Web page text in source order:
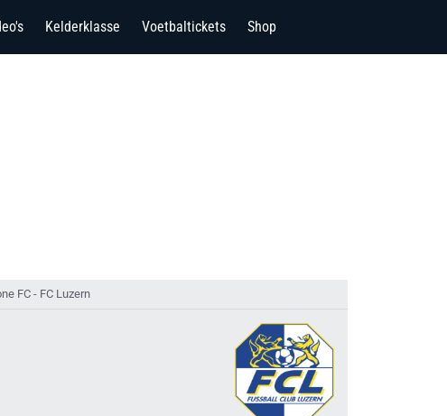
Kelderklasse Voetbaltickets Shop
FC - FC Luzern